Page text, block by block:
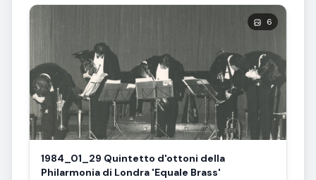
6
1984_01_29 Quintetto d'ottoni della
Philarmonia di Londra 'Equale Brass'